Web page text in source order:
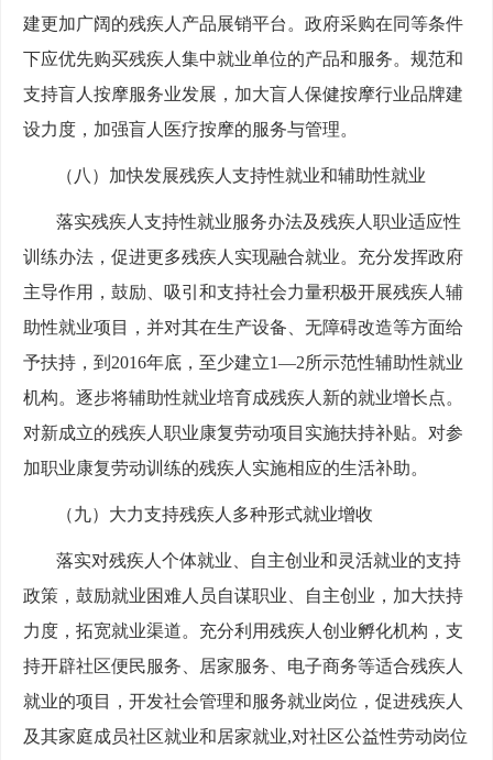
建更加广阔的残疾人产品展销平台。政府采购在同等条件
下应优先购买残疾人集中就业单位的产品和服务。规范和
支持盲人按摩服务业发展，加大盲人保健按摩行业品牌建
设力度，加强盲人医疗按摩的服务与管理。
（八）加快发展残疾人支持性就业和辅助性就业
落实残疾人支持性就业服务办法及残疾人职业适应性
训练办法，促进更多残疾人实现融合就业。充分发挥政府
主导作用，鼓励、吸引和支持社会力量积极开展残疾人辅
助性就业项目，并对其在生产设备、无障碍改造等方面给
予扶持，到2016年底，至少建立1—2所示范性辅助性就业
机构。逐步将辅助性就业培育成残疾人新的就业增长点。
对新成立的残疾人职业康复劳动项目实施扶持补贴。对参
加职业康复劳动训练的残疾人实施相应的生活补助。
（九）大力支持残疾人多种形式就业增收
落实对残疾人个体就业、自主创业和灵活就业的支持
政策，鼓励就业困难人员自谋职业、自主创业，加大扶持
力度，拓宽就业渠道。充分利用残疾人创业孵化机构，支
持开辟社区便民服务、居家服务、电子商务等适合残疾人
就业的项目，开发社会管理和服务就业岗位，促进残疾人
及其家庭成员社区就业和居家就业,对社区公益性劳动岗位